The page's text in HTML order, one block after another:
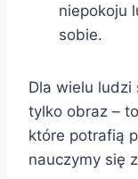
niepokoju
sobie.
Dla wielu
tylko obraz – to
które potrafią
nauczymy się